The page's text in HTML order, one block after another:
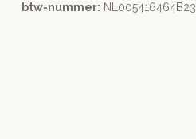
btw-nummer: NL005416464B23